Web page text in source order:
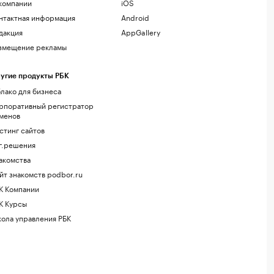
информация
рекламы
продукты РБК
для бизнеса
регистратор
сайтов
знакомств podbor.ru
Компании
Курсы
управления РБК
Android
AppGallery